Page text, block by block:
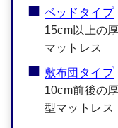
ベッドタイプ
15cm以上の
マットレス
敷布団タイプ
10cm前後の
型マットレス